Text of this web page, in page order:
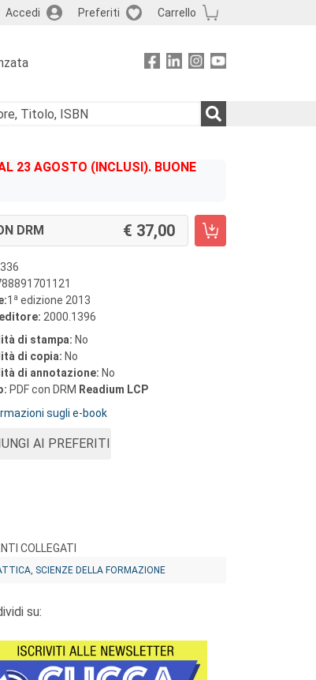
Accedi Preferiti Carrello
23 AGOSTO (INCLUSI). BUONE
DRM 37,00
336
1 a edizione 2013
2000.1396
di stampa: No
di copia: No
di annotazione: No
PDF con DRM Readium LCP
sugli e-book
AI PREFERITI
COLLEGATI
SCIENZE DELLA FORMAZIONE
su: